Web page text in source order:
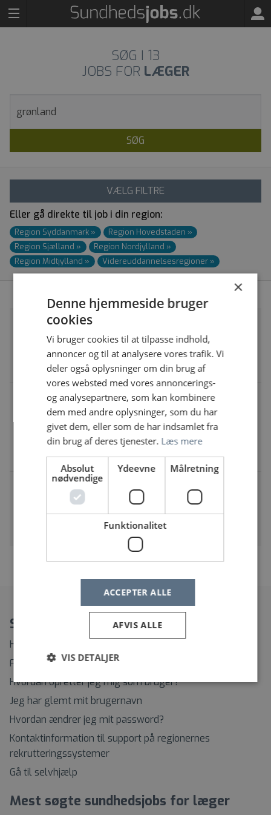
SØG I 13
JOBS FOR LÆGER
SØG
VÆLG FILTRE
Eller gå direkte til job i din region:
Region Syddanmark » Region Hovedstaden »
Region Sjælland » Region Nordjylland »
Region Midtjylland » Videre­uddannelses­regioner »
Vi søger læger til Sundhedscentrene
Upernavik og Qaanaaq
Det Grønlandske Sundhedsvæsen
Læge | Speciallæge
Reservelæge til Psykiatrisk Område i
Grønland, Dronning Ingrids Hospital, Nuuk
Det Grønlandske Sundhedsvæsen
Reservelæge | Almen medicin & Børne- og
ungdomspsykiatri & Psykiatri
Kirurgisk område i Nuuk tilbyder 1-årig Post-
intro i ØNH-kirurgi
Det Grønlandske Sundhedsvæsen
Læge & Speciallæge | Kirurgi & Speciallæge
« 1 2 »
Spørgsmål?
Hvordan ændrer eller afmelder jeg min Jobagent?
Find rundt på Sundhedsjobs.dk
Hvordan opretter jeg mig som bruger?
Jeg har glemt mit brugernavn
Hvordan ændrer jeg mit password?
Kontaktinformation til support på regionernes
rekrutteringssystemer
Gå til selvhjælp
Mest søgte sundhedsjobs for læger
×
Denne hjemmeside bruger
cookies
Vi bruger cookies til at tilpasse indhold,
annoncer og til at analysere vores trafik. Vi
deler også oplysninger om din brug af
vores websted med vores annoncerings-
og analysepartnere, som kan kombinere
dem med andre oplysninger, som du har
givet dem, eller som de har indsamlet fra
din brug af deres tjenester. Læs mere
Absolut
nødvendige
Ydeevne Målretning
Funktionalitet
ACCEPTER ALLE
AFVIS ALLE
VIS DETALJER